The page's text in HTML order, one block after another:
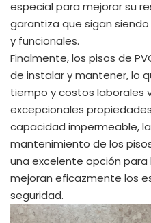
especial para mejorar su
garantiza que sigan
y funcionales.
Finalmente, los pisos de
de instalar y mantener, lo
tiempo y costos laborales
excepcionales
capacidad impermeable,
mantenimiento de los
una excelente opción para
mejoran eficazmente los
seguridad.